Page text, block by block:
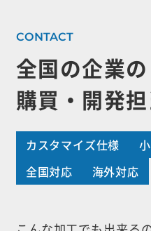
全国の企業の
購買・開発
カスタマイズ仕様
全国対応
海外対応